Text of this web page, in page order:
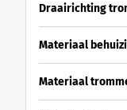
Draairichting
Materiaal
Materiaal